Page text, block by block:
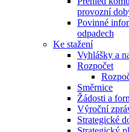
provozní
Povinné
odpadech
Ke stažení
Vyhlášky a
Rozpočet
Směrnice
Žádosti a
Výroční
Strategické